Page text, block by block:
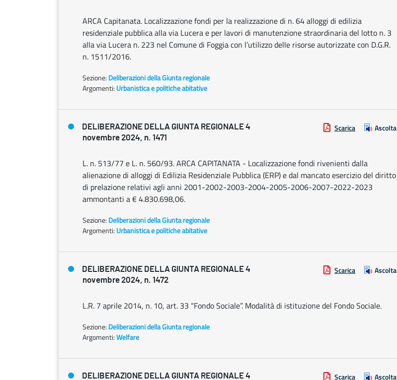
ARCA Capitanata. Localizzazione fondi per la realizzazione di n. 64 alloggi di edilizia
residenziale pubblica alla via Lucera e per lavori di manutenzione straordinaria del lotto n. 3
alla via Lucera n. 223 nel Comune di Foggia con l’utilizzo delle risorse autorizzate con D.G.R.
n. 1511/2016.
Sezione: Deliberazioni della Giunta regionale
Argomenti: Urbanistica e politiche abitative
DELIBERAZIONE DELLA GIUNTA REGIONALE 4
novembre 2024, n. 1471
Scarica Ascolta
L. n. 513/77 e L. n. 560/93. ARCA CAPITANATA - Localizzazione fondi rivenienti dalla
alienazione di alloggi di Edilizia Residenziale Pubblica (ERP) e dal mancato esercizio del diritto
di prelazione relativi agli anni 2001-2002-2003-2004-2005-2006-2007-2022-2023
ammontanti a € 4.830.698,06.
Sezione: Deliberazioni della Giunta regionale
Argomenti: Urbanistica e politiche abitative
DELIBERAZIONE DELLA GIUNTA REGIONALE 4
novembre 2024, n. 1472
Scarica Ascolta
L.R. 7 aprile 2014, n. 10, art. 33 “Fondo Sociale”. Modalità di istituzione del Fondo Sociale.
Sezione: Deliberazioni della Giunta regionale
Argomenti:Welfare
DELIBERAZIONE DELLA GIUNTA REGIONALE 4
Scarica Ascolta